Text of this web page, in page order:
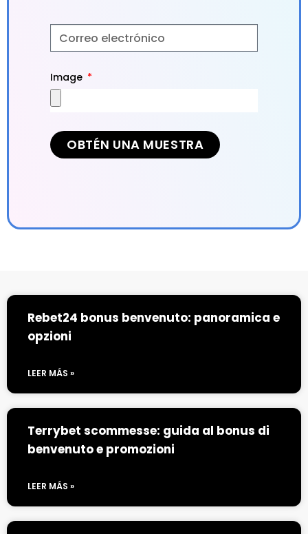
Image
OBTÉN UNA MUESTRA
Rebet24 bonus benvenuto: panoramica e
opzioni
LEER MÁS »
Terrybet scommesse: guida al bonus di
benvenuto e promozioni
LEER MÁS »